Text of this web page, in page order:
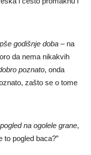
godišnje doba – na
da nema nikakvih
poznato, onda
zašto se o tome
na ogolele grane,
to pogled baca?”